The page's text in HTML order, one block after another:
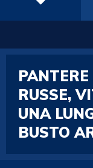
RUSSE,
UNA
BUSTO